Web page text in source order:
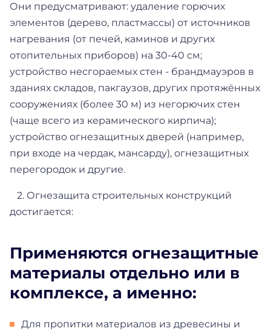
Они предусматривают: удаление горючих
элементов (дерево, пластмассы) от источников
нагревания (от печей, каминов и других
отопительных приборов) на 30-40 см;
устройство несгораемых стен - брандмауэров в
зданиях складов, пакгаузов, других протяжённых
сооружениях (более 30 м) из негорючих стен
(чаще всего из керамического кирпича);
устройство огнезащитных дверей (например,
при входе на чердак, мансарду), огнезащитных
перегородок и другие.
2. Огнезащита строительных конструкций
достигается:
Применяются огнезащитные
материалы отдельно или в
комплексе, а именно:
Для пропитки материалов из древесины и